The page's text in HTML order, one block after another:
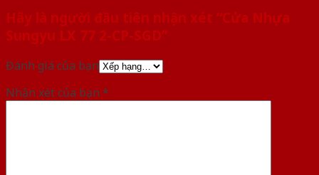
Hãy là người đầu tiên nhận xét “Cửa Nhựa
Sungyu LX 77 2-CP-SGD”
Đánh giá của bạn
Nhận xét của bạn *